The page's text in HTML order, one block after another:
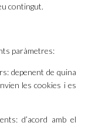
contingut.
paràmetres:
depenent de quina
les cookies i es
d’acord amb el